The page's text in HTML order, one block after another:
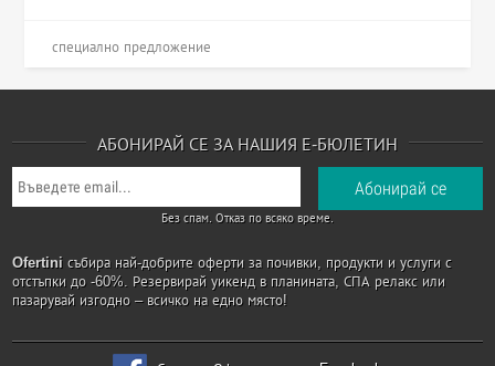
специално предложение
АБОНИРАЙ СЕ ЗА НАШИЯ Е-БЮЛЕТИН
Без спам. Отказ по всяко време.
Ofertini събира най-добрите оферти за почивки, продукти и услуги с
отстъпки до -60%. Резервирай уикенд в планината, СПА релакс или
пазарувай изгодно – всичко на едно място!